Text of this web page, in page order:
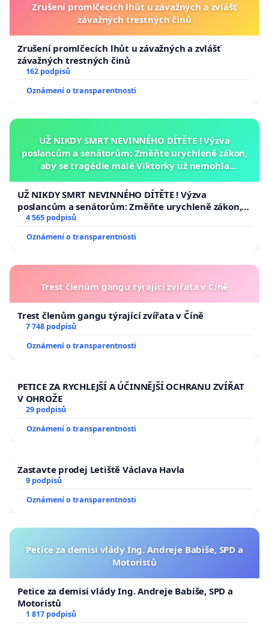
Zrušení promlčecích lhůt u závažných a zvlášť
závažných trestných činů
Zrušení promlčecích lhůt u závažných a zvlášť
závažných trestných činů
162 podpisů
Oznámení o transparentnosti
UŽ NIKDY SMRT NEVINNÉHO DÍTĚTE ! Výzva
poslancům a senátorům: Změňte urychleně zákon,
aby se tragédie malé Viktorky už nemohla
UŽ NIKDY SMRT NEVINNÉHO DÍTĚTE ! Výzva
poslancům a senátorům: Změňte urychleně zákon,
aby se tragédie malé Viktorky už nemohla opakovat!
4 565 podpisů
Oznámení o transparentnosti
Trest členům gangu týrající zvířata v Číně
Trest členům gangu týrající zvířata v Číně
7 748 podpisů
Oznámení o transparentnosti
PETICE ZA RYCHLEJŠÍ A ÚČINNĚJŠÍ OCHRANU ZVÍŘAT
V OHROŽE
29 podpisů
Oznámení o transparentnosti
Zastavte prodej Letiště Václava Havla
9 podpisů
Oznámení o transparentnosti
Petice za demisi vlády Ing. Andreje Babiše, SPD a
Motoristů
Petice za demisi vlády Ing. Andreje Babiše, SPD a
Motoristů
1 817 podpisů